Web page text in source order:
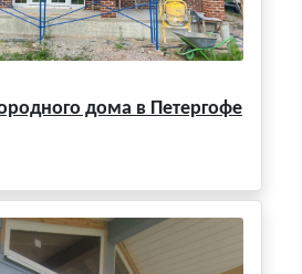
дома в Петергофе